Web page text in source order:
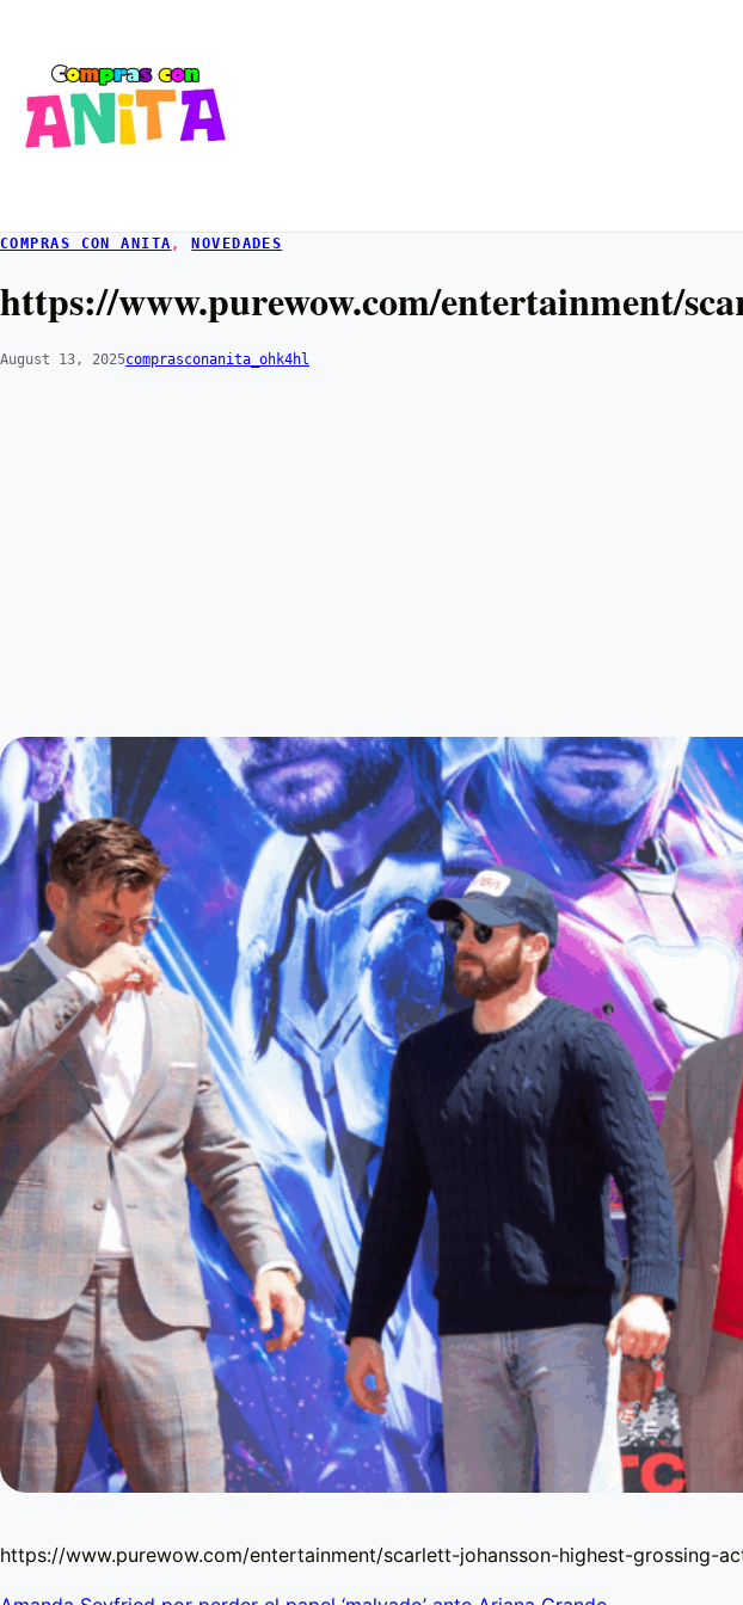
COMPRAS CON ANITA , NOVEDADES
https://www.purewow.com/entertainment/
August 13, 2025comprasconanita_ohk4hl
https://www.purewow.com/entertainment/scarlett-johansson-highest-grossing-